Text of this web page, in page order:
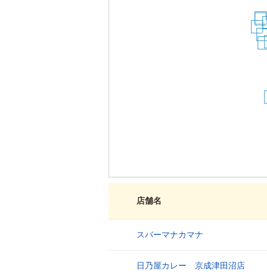
4
7
13
14
16
店舗名
スバーマナカマナ
日乃屋カレー 京成津田沼店